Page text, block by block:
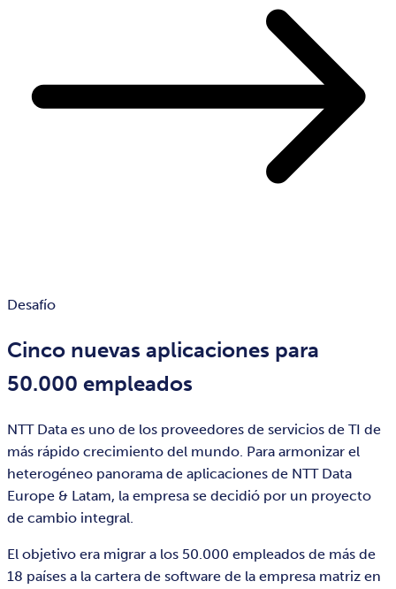
Desafío
Cinco nuevas aplicaciones para
50.000 empleados
NTT Data es uno de los proveedores de servicios de TI de
más rápido crecimiento del mundo. Para armonizar el
heterogéneo panorama de aplicaciones de NTT Data
Europe & Latam, la empresa se decidió por un proyecto
de cambio integral.
El objetivo era migrar a los 50.000 empleados de más de
18 países a la cartera de software de la empresa matriz en